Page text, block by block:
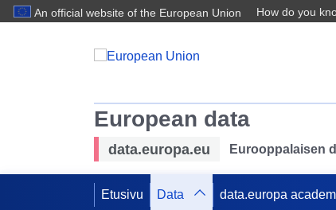
An official website of the European Union How do you
European data
data.europa.eu Eurooppalaisen
Etusivu Data data.europa